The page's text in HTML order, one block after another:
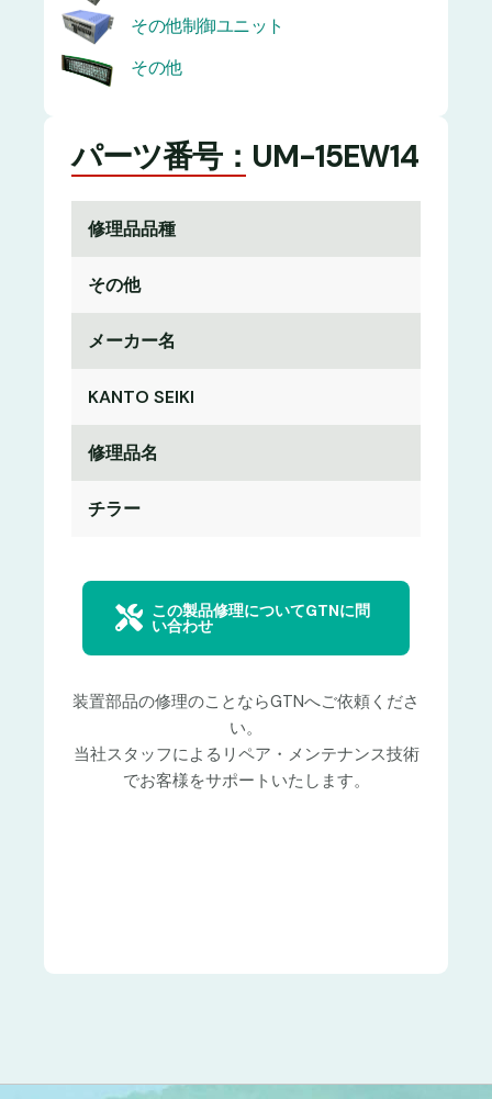
その他制御ユニット
その他
パーツ番号：UM-15EW14
修理品品種
その他
メーカー名
KANTO SEIKI
修理品名
チラー
この製品修理についてGTNに問
い合わせ
装置部品の修理のことならGTNへご依頼くださ
い。
当社スタッフによるリペア・メンテナンス技術
でお客様をサポートいたします。